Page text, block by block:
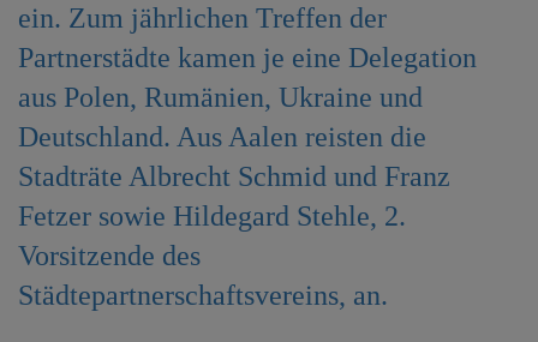
ein. Zum jährlichen Treffen der
Partnerstädte kamen je eine Delegation
aus Polen, Rumänien, Ukraine und
Deutschland. Aus Aalen reisten die
Stadträte Albrecht Schmid und Franz
Fetzer sowie Hildegard Stehle, 2.
Vorsitzende des
Städtepartnerschaftsvereins, an.